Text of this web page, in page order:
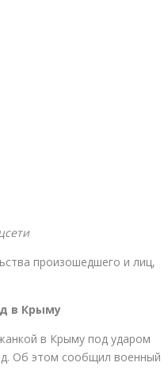
произошедшего и лиц,
в Крыму
в Крыму под ударом
Об этом сообщил военный